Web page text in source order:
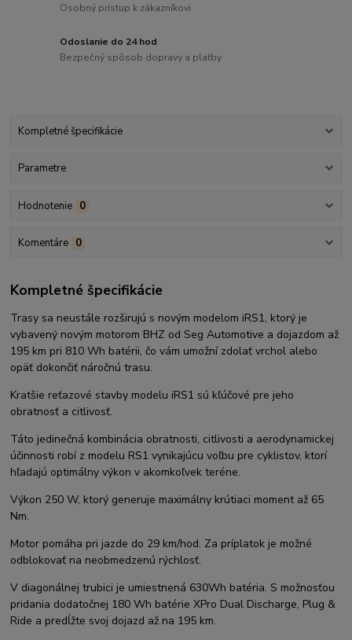
Osobný prístup k zákazníkovi
Odoslanie do 24 hod
Bezpečný spôsob dopravy a platby
Kompletné špecifikácie
Parametre
Hodnotenie 0
Komentáre 0
Kompletné špecifikácie
Trasy sa neustále rozširujú s novým modelom iRS1, ktorý je
vybavený novým motorom BHZ od Seg Automotive a dojazdom až
195 km pri 810 Wh batérii, čo vám umožní zdolať vrchol alebo
opäť dokončiť náročnú trasu.
Kratšie reťazové stavby modelu iRS1 sú kľúčové pre jeho
obratnosť a citlivosť.
Táto jedinečná kombinácia obratnosti, citlivosti a aerodynamickej
účinnosti robí z modelu RS1 vynikajúcu voľbu pre cyklistov, ktorí
hľadajú optimálny výkon v akomkoľvek teréne.
Výkon 250 W, ktorý generuje maximálny krútiaci moment až 65
Nm.
Motor pomáha pri jazde do 29 km/hod. Za príplatok je možné
odblokovať na neobmedzenú rýchlosť.
V diagonálnej trubici je umiestnená 630Wh batéria. S možnosťou
pridania dodatočnej 180 Wh batérie XPro Dual Discharge, Plug &
Ride a predĺžte svoj dojazd až na 195 km.